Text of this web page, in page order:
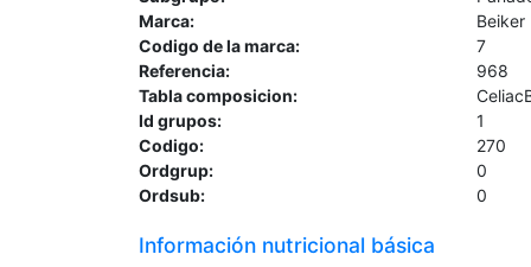
Marca:
Beiker
Codigo de la marca:
7
Referencia:
968
Tabla composicion:
Id grupos:
1
Codigo:
270
Ordgrup:
0
Ordsub:
0
Información nutricional básica